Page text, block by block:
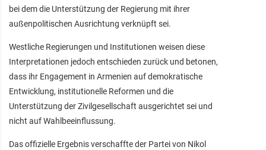
bei dem die Unterstützung der Regierung mit ihrer
außenpolitischen Ausrichtung verknüpft sei.
Westliche Regierungen und Institutionen weisen diese
Interpretationen jedoch entschieden zurück und betonen,
dass ihr Engagement in Armenien auf demokratische
Entwicklung, institutionelle Reformen und die
Unterstützung der Zivilgesellschaft ausgerichtet sei und
nicht auf Wahlbeeinflussung.
Das offizielle Ergebnis verschaffte der Partei von Nikol